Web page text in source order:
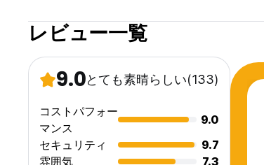
レビュー一覧
9.0とても素晴らしい(133)
コストパフォー
マンス
9.0
セキュリティ
9.7
雰囲気
7.3